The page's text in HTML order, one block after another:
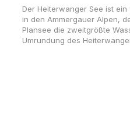
Der Heiterwanger See ist
in den Ammergauer Alpen,
Plansee die zweitgrößte
Umrundung des